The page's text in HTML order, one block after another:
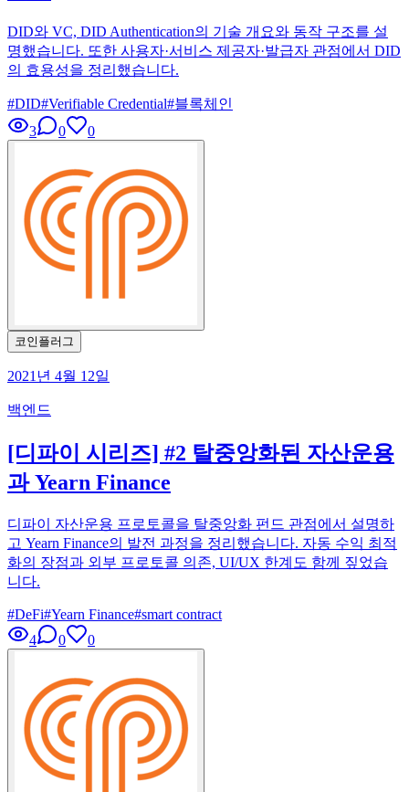
DID와 VC, DID Authentication의 기술 개요와 동작 구조를 설
명했습니다. 또한 사용자·서비스 제공자·발급자 관점에서 DID
의 효용성을 정리했습니다.
#DID#Verifiable Credential#블록체인
3
0 0
코인플러그
2021년 4월 12일
백엔드
[디파이 시리즈] #2 탈중앙화된 자산운용
과 Yearn Finance
디파이 자산운용 프로토콜을 탈중앙화 펀드 관점에서 설명하
고 Yearn Finance의 발전 과정을 정리했습니다. 자동 수익 최적
화의 장점과 외부 프로토콜 의존, UI/UX 한계도 함께 짚었습
니다.
#DeFi#Yearn Finance#smart contract
4
0 0